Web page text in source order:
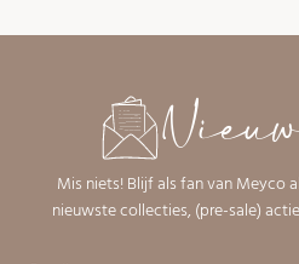
Mis niets! Blijf als fan van Meyco
nieuwste collecties, (pre-sale)